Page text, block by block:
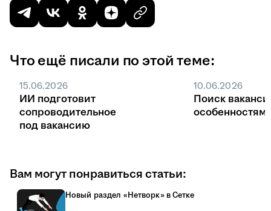
Что ещё писали по этой теме:
15.06.2026
ИИ подготовит
сопроводительное
под вакансию
10.06.2026
Поиск
Вам могут понравиться статьи:
Новый раздел «Нетворк» в Сетке